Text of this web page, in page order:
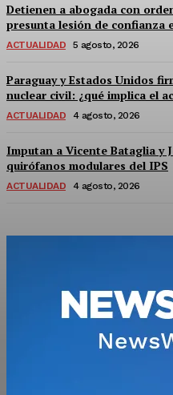
Detienen a abogada con
presunta lesión de confianza
ACTUALIDAD 5 agosto, 2026
Paraguay y Estados Unidos
nuclear civil: ¿qué implica el
ACTUALIDAD 4 agosto, 2026
Imputan a Vicente Bataglia y
quirófanos modulares del IPS
ACTUALIDAD 4 agosto, 2026